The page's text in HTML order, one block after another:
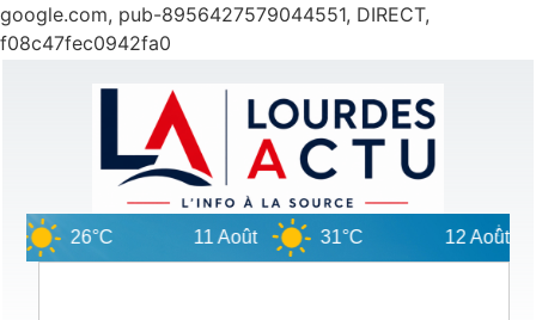
google.com, pub-8956427579044551, DIRECT,
f08c47fec0942fa0
26°C 11 Août 31°C 12 Août